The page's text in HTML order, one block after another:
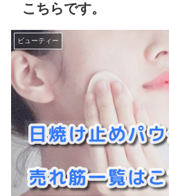
こちらです。
ビューティー